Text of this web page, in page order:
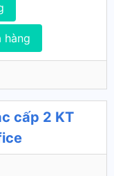
hàng
cấp 2 KT